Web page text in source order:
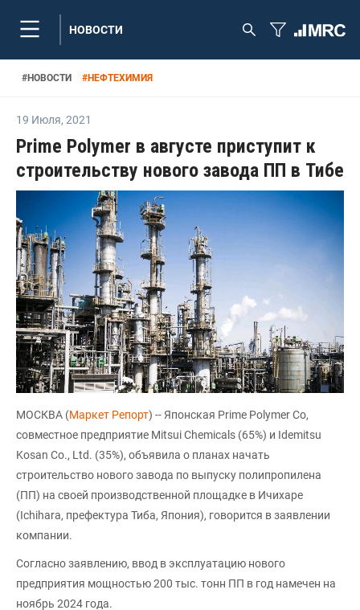
НОВОСТИ
#НОВОСТИ #НЕФТЕХИМИЯ
19 Июля, 2021
Prime Polymer в августе приступит к
строительству нового завода ПП в Тибе
МОСКВА (Маркет Репорт) -- Японская Prime Polymer Co,
совместное предприятие Mitsui Chemicals (65%) и Idemitsu
Kosan Co., Ltd. (35%), объявила о планах начать
строительство нового завода по выпуску полипропилена
(ПП) на своей производственной площадке в Ичихаре
(Ichihara, префектура Тиба, Япония), говорится в заявлении
компании.
Согласно заявлению, ввод в эксплуатацию нового
предприятия мощностью 200 тыс. тонн ПП в год намечен на
ноябрь 2024 года.